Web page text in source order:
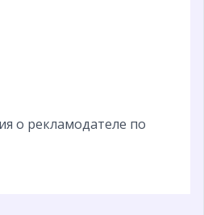
о рекламодателе по